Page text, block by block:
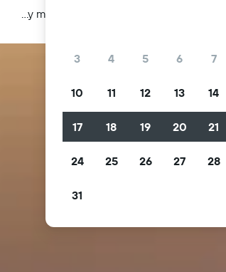
...y más
3 4 5 6 7
10 11 12 13 14
17 18 19 20 21
24 25 26 27 28
31